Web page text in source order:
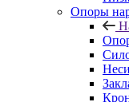
Опоры